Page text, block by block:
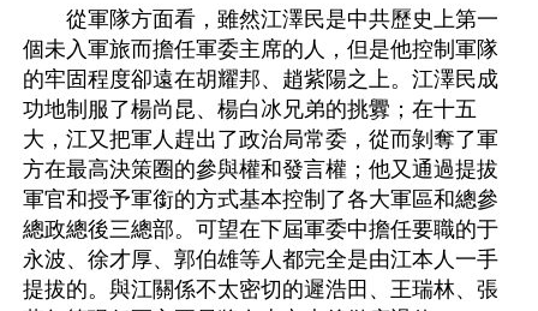
從軍隊方面看，雖然江澤民是中共歷史上第一
個未入軍旅而擔任軍委主席的人，但是他控制軍隊
的牢固程度卻遠在胡耀邦、趙紫陽之上。江澤民成
功地制服了楊尚昆、楊白冰兄弟的挑釁；在十五
大，江又把軍人趕出了政治局常委，從而剝奪了軍
方在最高決策圈的參與權和發言權；他又通過提拔
軍官和授予軍銜的方式基本控制了各大軍區和總參
總政總後三總部。可望在下屆軍委中擔任要職的于
永波、徐才厚、郭伯雄等人都完全是由江本人一手
提拔的。與江關係不太密切的遲浩田、王瑞林、張